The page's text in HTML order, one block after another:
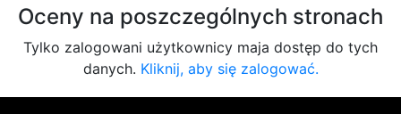
Oceny na poszczególnych stronach
Tylko zalogowani użytkownicy maja dostęp do tych
danych. Kliknij, aby się zalogować.